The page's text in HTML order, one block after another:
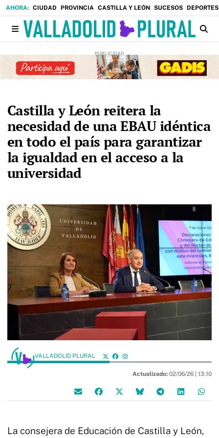
CIUDAD PROVINCIA CASTILLA Y LEÓN SUCESOS DEPORTES
Castilla y León reitera la
necesidad de una EBAU idéntica
en todo el país para garantizar
la igualdad en el acceso a la
universidad
VALLADOLID PLURAL
Actualizado: 02/06/26 | 13:10
La consejera de Educación de Castilla y León,